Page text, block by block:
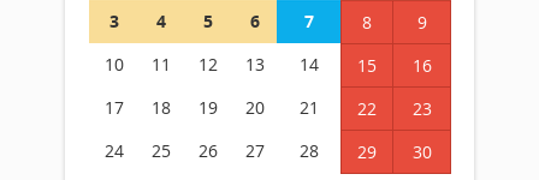
3
4 5 6 7 8
9
10
11 12 13 14 15
16
17
18 19 20 21 22
23
24
25 26 27 28 29
30